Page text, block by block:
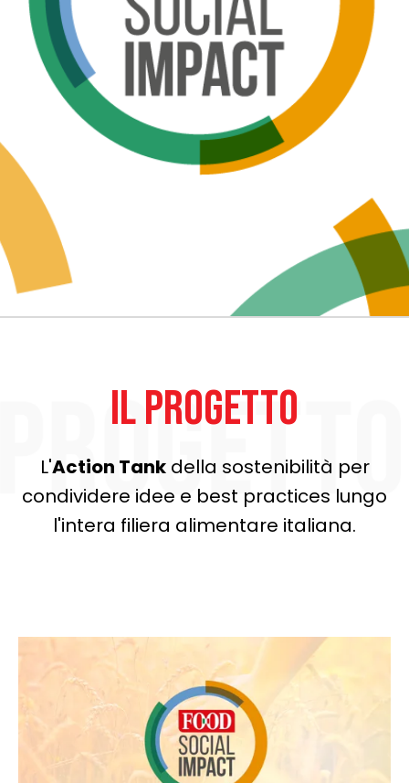
IL PROGETTO
L'Action Tankdella sostenibilità per
condividere idee e best practices lungo
l'intera filiera alimentare italiana.